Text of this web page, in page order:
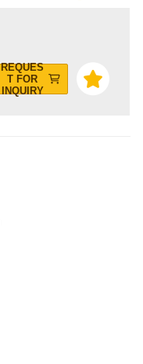
REQUES
T FOR
INQUIRY